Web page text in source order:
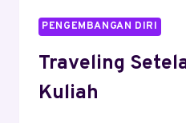
PENGEMBANGAN DIRI
Traveling
Kuliah